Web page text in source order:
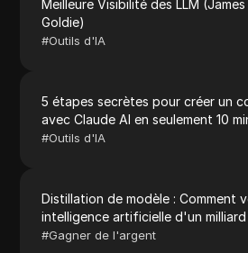
Meilleure Visibilité des LLM
Goldie)
#Outils d'IA
5 étapes secrètes pour créer un
avec Claude AI en seulement 10
#Outils d'IA
Distillation de modèle : Comment
intelligence artificielle d'un
#Gagner de l'argent